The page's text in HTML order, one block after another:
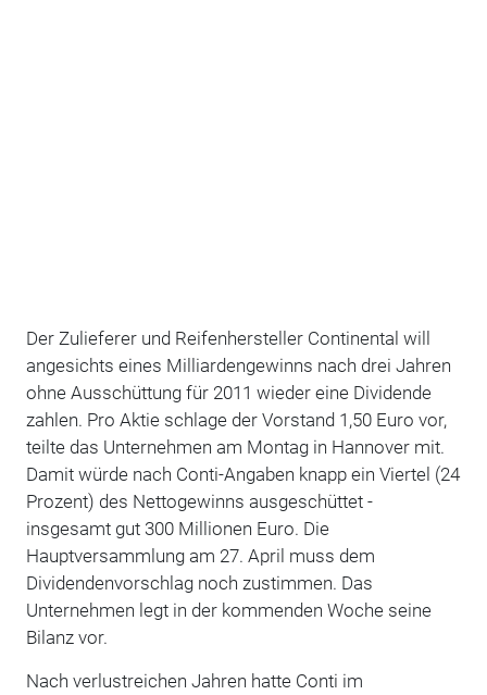
Der Zulieferer und Reifenhersteller Continental will
angesichts eines Milliardengewinns nach drei Jahren
ohne Ausschüttung für 2011 wieder eine Dividende
zahlen. Pro Aktie schlage der Vorstand 1,50 Euro vor,
teilte das Unternehmen am Montag in Hannover mit.
Damit würde nach Conti-Angaben knapp ein Viertel (24
Prozent) des Nettogewinns ausgeschüttet -
insgesamt gut 300 Millionen Euro. Die
Hauptversammlung am 27. April muss dem
Dividendenvorschlag noch zustimmen. Das
Unternehmen legt in der kommenden Woche seine
Bilanz vor.
Nach verlustreichen Jahren hatte Conti im